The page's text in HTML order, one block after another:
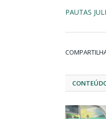
PAUTAS